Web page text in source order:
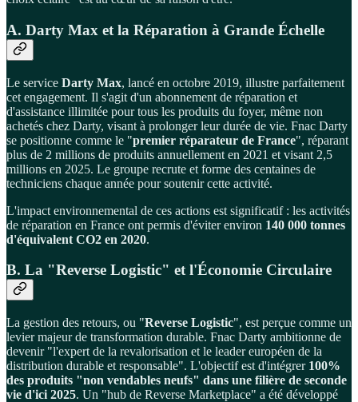
A. Darty Max et la Réparation à Grande Échelle
Le service Darty Max, lancé en octobre 2019, illustre parfaitement
cet engagement. Il s'agit d'un abonnement de réparation et
d'assistance illimitée pour tous les produits du foyer, même non
achetés chez Darty, visant à prolonger leur durée de vie. Fnac Darty
se positionne comme le "premier réparateur de France", réparant
plus de 2 millions de produits annuellement en 2021 et visant 2,5
millions en 2025. Le groupe recrute et forme des centaines de
techniciens chaque année pour soutenir cette activité.
L'impact environnemental de ces actions est significatif : les activités
de réparation en France ont permis d'éviter environ 140 000 tonnes
d'équivalent CO2 en 2020.
B. La "Reverse Logistic" et l'Économie Circulaire
La gestion des retours, ou "Reverse Logistic", est perçue comme un
levier majeur de transformation durable. Fnac Darty ambitionne de
devenir "l'expert de la revalorisation et le leader européen de la
distribution durable et responsable". L'objectif est d'intégrer 100%
des produits "non vendables neufs" dans une filière de seconde
vie d'ici 2025. Un "hub de Reverse Marketplace" a été développé